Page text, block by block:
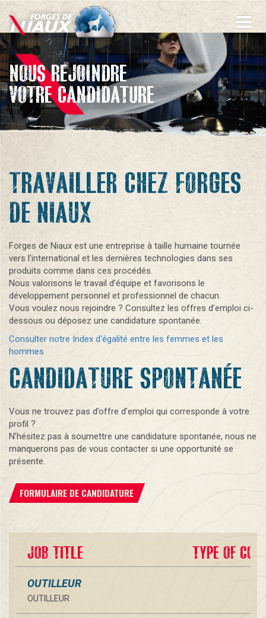
Aller
au
contenu
principal
NOUS REJOINDRE
VOTRE CANDIDATURE
TRAVAILLER CHEZ FORGES
DE NIAUX
Forges de Niaux est une entreprise à taille humaine tournée
vers l’international et les dernières technologies dans ses
produits comme dans ces procédés.
Nous valorisons le travail d’équipe et favorisons le
développement personnel et professionnel de chacun.
Vous voulez nous rejoindre ? Consultez les offres d’emploi ci-
dessous ou déposez une candidature spontanée.
Consulter notre Index d'égalité entre les femmes et les
hommes
CANDIDATURE SPONTANÉE
Vous ne trouvez pas d’offre d’emploi qui corresponde à votre
profil ?
N’hésitez pas à soumettre une candidature spontanée, nous ne
manquerons pas de vous contacter si une opportunité se
présente.
FORMULAIRE DE CANDIDATURE
JOB TITLE TYPE OF
OUTILLEUR
OUTILLEUR